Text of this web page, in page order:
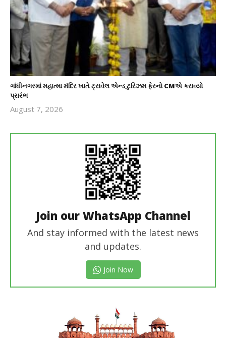
ગાંધીનગરમાં મહાત્મા મંદિર ખાતે ટ્રાવેલ એન્ડ ટુરિઝમ ફેરનો CMએ કરાવ્યો
પ્રારંભ
August 7, 2026
Join our WhatsApp Channel
And stay informed with the latest news
and updates.
Join Now